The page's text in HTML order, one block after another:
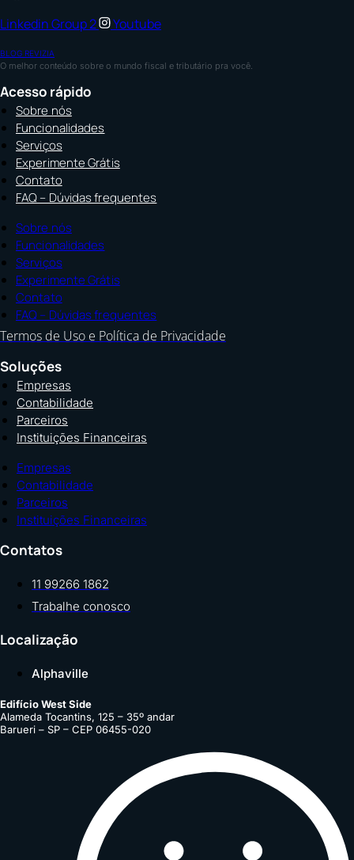
LinkedinGroup 2 Youtube
BLOG REVIZIA
O melhor conteúdo sobre o mundo fiscal e tributário pra você.
Acesso rápido
Sobre nós
Funcionalidades
Serviços
Experimente Grátis
Contato
FAQ – Dúvidas frequentes
Sobre nós
Funcionalidades
Serviços
Experimente Grátis
Contato
FAQ – Dúvidas frequentes
Termos de Uso e Política de Privacidade
Soluções
Empresas
Contabilidade
Parceiros
Instituições Financeiras
Empresas
Contabilidade
Parceiros
Instituições Financeiras
Contatos
11 99266 1862
Trabalhe conosco
Localização
Alphaville
Edifício West Side
Alameda Tocantins, 125 – 35º andar
Barueri – SP – CEP 06455-020